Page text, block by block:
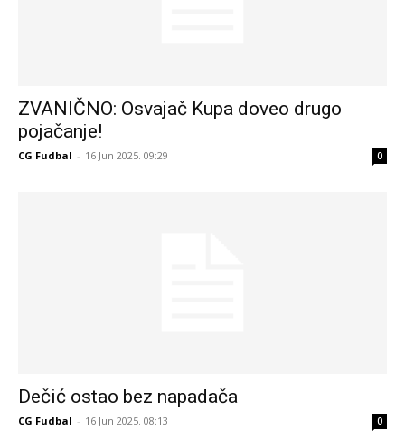
ZVANIČNO: Osvajač Kupa doveo drugo
pojačanje!
CG Fudbal - 16 Jun 2025. 09:29 0
Dečić ostao bez napadača
CG Fudbal - 16 Jun 2025. 08:13 0